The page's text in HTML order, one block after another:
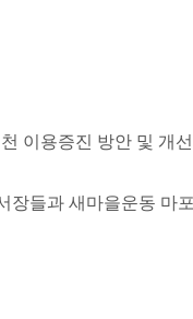
이용증진 방안 및 개
장들과 새마을운동 마